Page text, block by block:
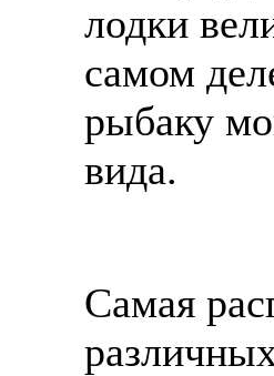
лодки
самом
рыбаку
вида.
Самая